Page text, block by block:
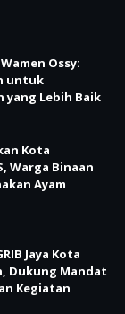
Ossy:
untuk
yang Lebih Baik
Kota
Warga Binaan
Ayam
Jaya Kota
Dukung Mandat
Kegiatan